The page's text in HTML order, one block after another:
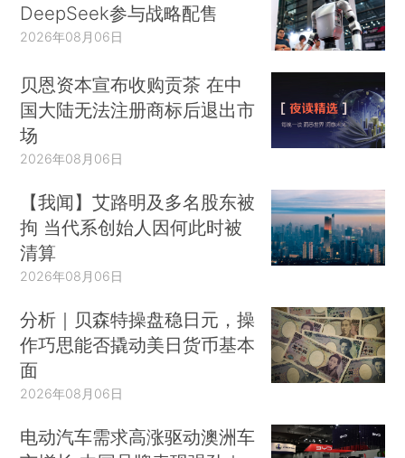
DeepSeek参与战略配售
2026年08月06日
贝恩资本宣布收购贡茶 在中
国大陆无法注册商标后退出市
场
2026年08月06日
【我闻】艾路明及多名股东被
拘 当代系创始人因何此时被
清算
2026年08月06日
分析｜贝森特操盘稳日元，操
作巧思能否撬动美日货币基本
面
2026年08月06日
电动汽车需求高涨驱动澳洲车